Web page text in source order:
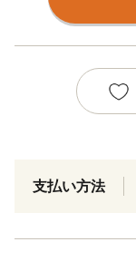
支払い方法